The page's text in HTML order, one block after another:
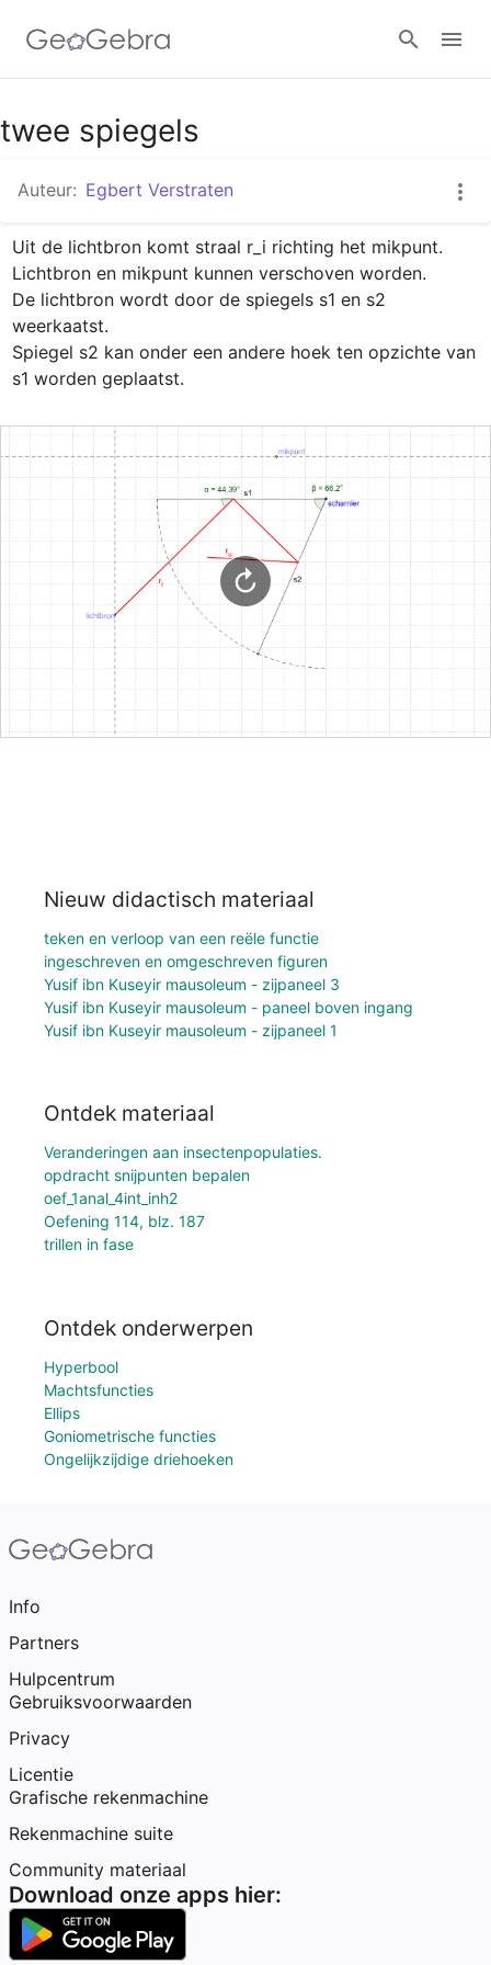
Google Classroom
GeoGebra Klaslokaal
Aanmelden
twee spiegels
Auteur: Egbert Verstraten
Uit de lichtbron komt straal r_i richting het mikpunt.
Lichtbron en mikpunt kunnen verschoven worden.
De lichtbron wordt door de spiegels s1 en s2
weerkaatst.
Spiegel s2 kan onder een andere hoek ten opzichte van
s1 worden geplaatst.
Nieuw didactisch materiaal
teken en verloop van een reële functie
ingeschreven en omgeschreven figuren
Yusif ibn Kuseyir mausoleum - zijpaneel 3
Yusif ibn Kuseyir mausoleum - paneel boven ingang
Yusif ibn Kuseyir mausoleum - zijpaneel 1
Ontdek materiaal
Veranderingen aan insectenpopulaties.
opdracht snijpunten bepalen
oef_1anal_4int_inh2
Oefening 114, blz. 187
trillen in fase
Ontdek onderwerpen
Hyperbool
Machtsfuncties
Ellips
Goniometrische functies
Ongelijkzijdige driehoeken
Info
Partners
Hulpcentrum
Gebruiksvoorwaarden
Privacy
Licentie
Grafische rekenmachine
Rekenmachine suite
Community materiaal
Download onze apps hier: